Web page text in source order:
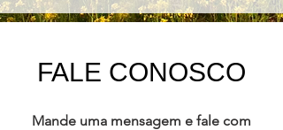
FALE CONOSCO
Mande uma mensagem e fale com